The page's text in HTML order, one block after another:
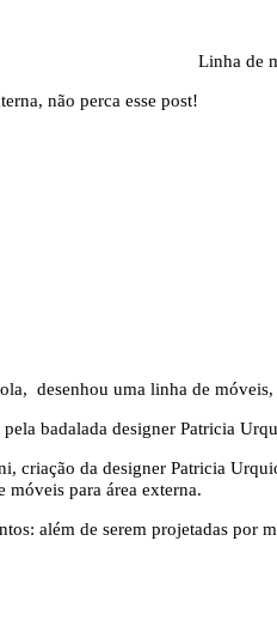
Linha de
não perca esse post!
desenhou uma linha de
criação da designer Patricia
móveis para área externa.
além de serem projetadas